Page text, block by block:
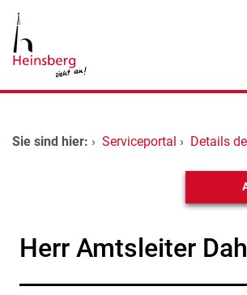
Zum Hauptinhalt springen
Zum Header
Zum Hauptinhalt
Zum Footer
Dienstleistungen A-Z
Sie sind hier: › Serviceportal › Details
Herr Amtsleiter